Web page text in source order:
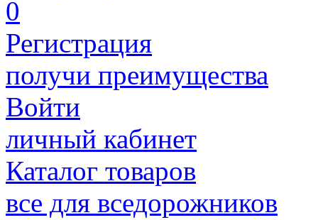
0
Регистрация
получи преимущества
Войти
личный кабинет
Каталог товаров
все для вседорожников